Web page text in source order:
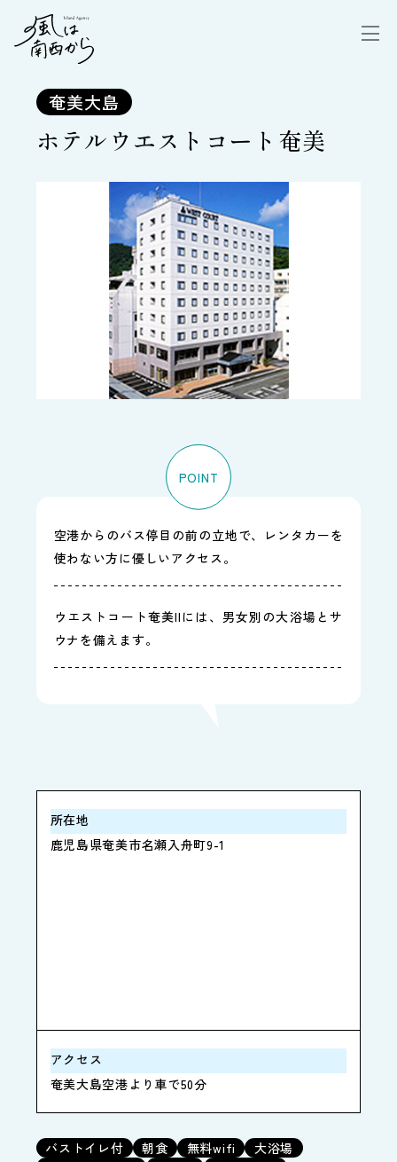
奄美大島
ホテルウエストコート奄美
POINT
空港からのバス停目の前の立地で、レンタカーを
使わない方に優しいアクセス。
ウエストコート奄美IIには、男女別の大浴場とサ
ウナを備えます。
所在地
鹿児島県奄美市名瀬入舟町9-1
アクセス
奄美大島空港より車で50分
バストイレ付 朝食 無料wifi
大浴場